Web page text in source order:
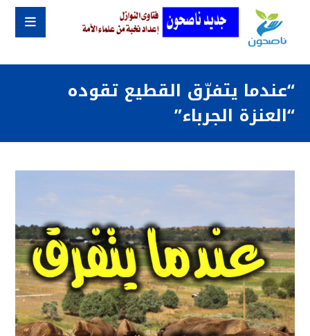
“عندما يتفرّق القطيع تقوده
“العنزة الجرباء”